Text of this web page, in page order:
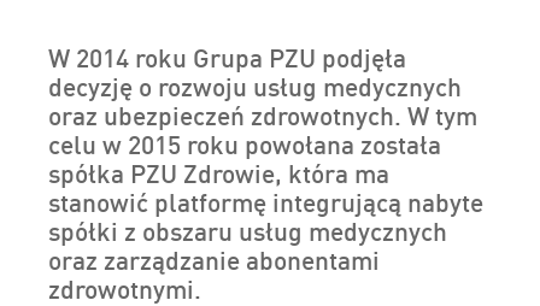
W 2014 roku Grupa PZU podjęła
decyzję o rozwoju usług medycznych
oraz ubezpieczeń zdrowotnych. W tym
celu w 2015 roku powołana została
spółka PZU Zdrowie, która ma
stanowić platformę integrującą nabyte
spółki z obszaru usług medycznych
oraz zarządzanie abonentami
zdrowotnymi.